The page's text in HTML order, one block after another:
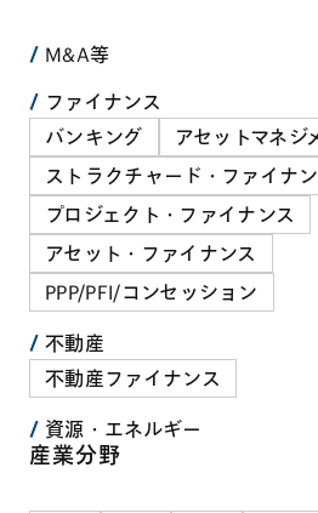
M&A等
ファイナンス
バンキング
アセットマネ
ストラクチャード・ファイナ
プロジェクト・ファイナンス
アセット・ファイナンス
PPP/PFI/コンセッション
不動産
不動産ファイナンス
資源・エネルギー
産業分野